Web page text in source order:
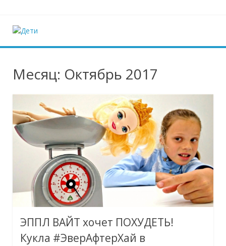
Дети
Месяц: Октябрь 2017
ЭППЛ ВАЙТ хочет ПОХУДЕТЬ!
Кукла #ЭверАфтерХай в